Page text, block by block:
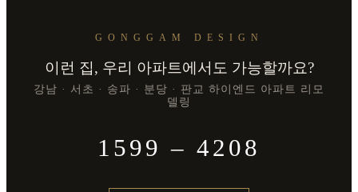
GONGGAM DESIGN
이런 집, 우리 아파트에서도 가능할까요?
강남 · 서초 · 송파 · 분당 · 판교 하이엔드 아파트 리모
델링
1599 – 4208